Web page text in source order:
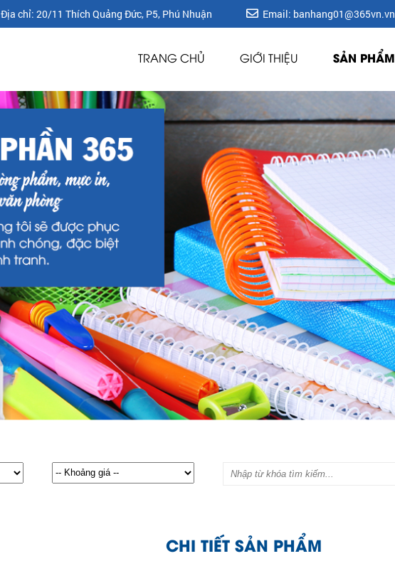
Địa chỉ: 20/11 Thích Quảng Đức, P5, Phú Nhuận Email: banhang01@365vn.vn
TRANG CHỦ GIỚI THIỆU SẢN PHẨM
CHI TIẾT SẢN PHẨM